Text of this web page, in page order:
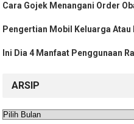
Cara Gojek Menangani Order
Pengertian Mobil Keluarga
Ini Dia 4 Manfaat Penggunaan
ARSIP
Arsip